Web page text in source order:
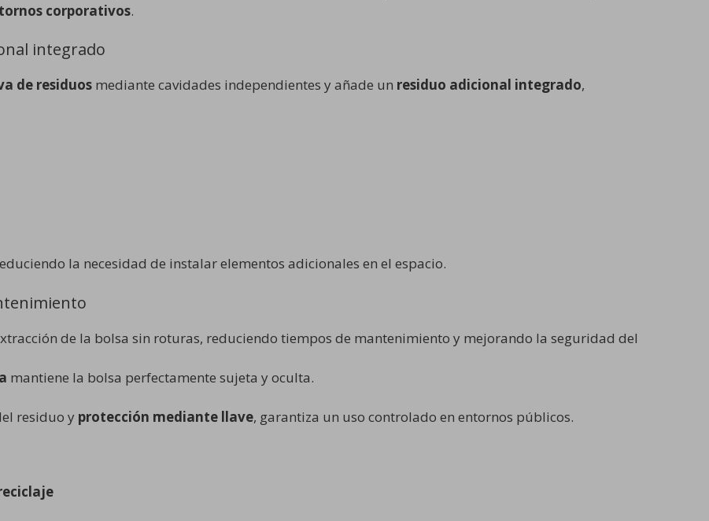
corporativos.
integrado
de residuos mediante cavidades independientes y añade un residuo adicional integrado,
la necesidad de instalar elementos adicionales en el espacio.
de la bolsa sin roturas, reduciendo tiempos de mantenimiento y mejorando la seguridad del
mantiene la bolsa perfectamente sujeta y oculta.
residuo y protección mediante llave, garantiza un uso controlado en entornos públicos.